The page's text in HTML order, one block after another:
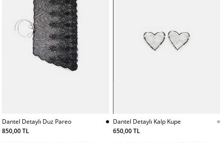
Dantel Detaylı Duz Pareo
850,00 TL
Dantel Detaylı Kalp Kupe
650,00 TL